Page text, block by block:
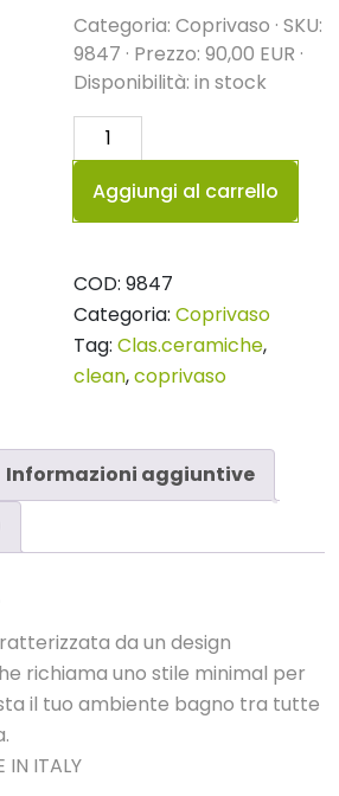
Categoria: Coprivaso · SKU:
9847 · Prezzo: 90,00 EUR ·
Disponibilità: in stock
Coprivaso
termoindurente
per
vaso
quantità
Aggiungi al carrello
COD: 9847
Categoria: Coprivaso
Tag: Clas.ceramiche,
clean,coprivaso
Informazioni aggiuntive
da un design
richiama uno stile minimal per
il tuo ambiente bagno tra tutte
ITALY